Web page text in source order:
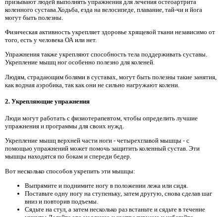
призывают людей выполнять упражнения для лечения остеоартрита
коленного сустава.Ходьба, езда на велосипеде, плавание, тай-чи и йога
могут быть полезны.
Физическая активность укрепляет здоровье хрящевой ткани независимо от
того, есть у человека ОА или нет.
Упражнения также укрепляют способность тела поддерживать суставы.
Укрепление мышц ног особенно полезно для коленей.
Людям, страдающим болями в суставах, могут быть полезны такие занятия,
как водная аэробика, так как они не сильно нагружают колени.
2. Укрепляющие упражнения
Люди могут работать с физиотерапевтом, чтобы определить лучшие
упражнения и программы для своих нужд.
Укрепление мышц верхней части ноги - четырехглавой мышцы - с
помощью упражнений может помочь защитить коленный сустав. Эти
мышцы находятся по бокам и спереди бедер.
Вот несколько способов укрепить эти мышцы:
Выпрямите и поднимите ногу в положении лежа или сидя.
Поставьте одну ногу на ступеньку, затем другую, снова сделав шаг
вниз и повторив подъемы.
Сядьте на стул, а затем несколько раз встаньте и сядьте в течение